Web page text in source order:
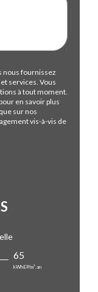
nous fournissez
services. Vous
à tout moment.
en savoir plus
sur nos
vis-à-vis de
65
kWhEP/m².an